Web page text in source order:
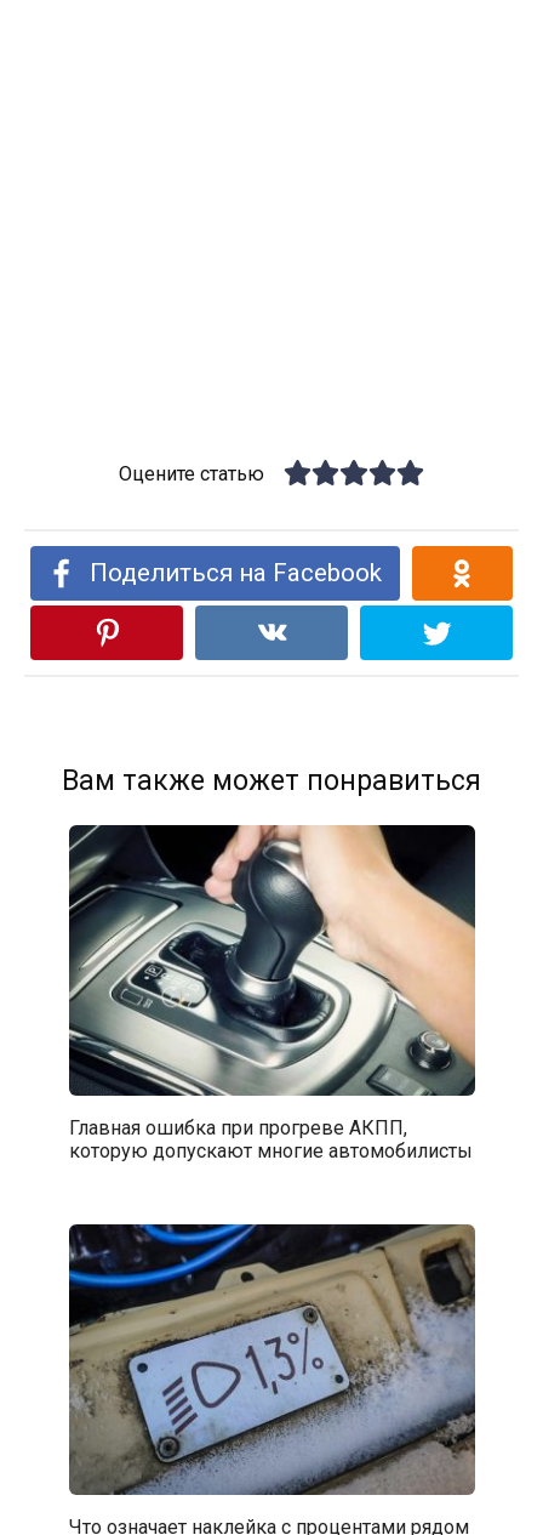
Оцените статью
Поделиться на Facebook
Вам также может понравиться
Главная ошибка при прогреве АКПП,
которую допускают многие автомобилисты
Что означает наклейка с процентами рядом